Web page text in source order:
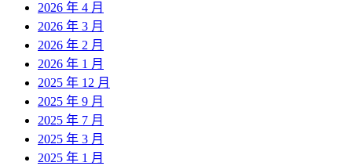
2026 年 4 月
2026 年 3 月
2026 年 2 月
2026 年 1 月
2025 年 12 月
2025 年 9 月
2025 年 7 月
2025 年 3 月
2025 年 1 月